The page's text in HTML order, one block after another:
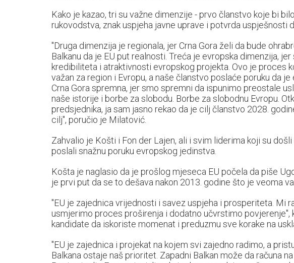
Kako je kazao, tri su važne dimenzije - prvo članstvo koje bi
rukovodstva, znak uspjeha javne uprave i potvrda uspješnosti
"Druga dimenzija je regionala, jer Crna Gora želi da bude
Balkanu da je EU put realnosti. Treća je evropska dimenzija,
kredibiliteta i atraktivnosti evropskog projekta. Ovo je proces
važan za region i Evropu, a naše članstvo poslaće poruku da
Crna Gora spremna, jer smo spremni da ispunimo preostale
naše istorije i borbe za slobodu. Borbe za slobodnu Evropu.
predsjednika, ja sam jasno rekao da je cilj članstvo 2028.
cilj", poručio je Milatović.
Zahvalio je Košti i Fon der Lajen, ali i svim liderima koji su došli
poslali snažnu poruku evropskog jedinstva.
Košta je naglasio da je prošlog mjeseca EU počela da piše
je prvi put da se to dešava nakon 2013. godine što je veoma
"EU je zajednica vrijednosti i savez uspjeha i prosperiteta. Mi
usmjerimo proces proširenja i dodatno učvrstimo povjerenje",
kandidate da iskoriste momenat i preduzmu sve korake na
"EU je zajednica i projekat na kojem svi zajedno radimo, a
Balkana ostaje naš prioritet. Zapadni Balkan može da računa